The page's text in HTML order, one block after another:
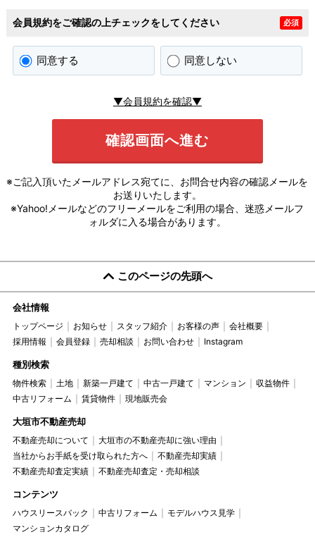
会員規約をご確認の上チェックをしてください 必須
同意する 同意しない
▼会員規約を確認▼
※ご記入頂いたメールアドレス宛てに、お問合せ内容の確認メールを
お送りいたします。
※Yahoo!メールなどのフリーメールをご利用の場合、迷惑メールフ
ォルダに入る場合があります。
このページの先頭へ
会社情報
トップページ お知らせ スタッフ紹介 お客様の声
会社概要
採用情報
会員登録 売却相談 お問い合わせ Instagram
種別検索
物件検索 土地 新築一戸建て 中古一戸建て マンション
収益物件
中古リフォーム
賃貸物件 現地販売会
大垣市不動産売却
不動産売却について
大垣市の不動産売却に強い理由
当社からお手紙を受け取られた方へ
不動産売却実績
不動産売却査定実績
不動産売却査定・売却相談
コンテンツ
ハウスリースバック 中古リフォーム
モデルハウス見学
マンションカタログ